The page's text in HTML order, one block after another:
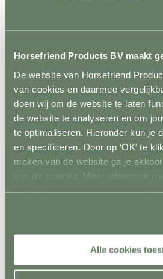
Horsefriend Products BV maakt
De website van Horsefriend
van cookies en daarmee
doen wij om de website te laten
de website te analyseren en om
te optimaliseren. Hieronder kun je
en specificeren. Door op ‘OK’ te
maken van de website ga je
van de cookies. Meer informatie
gebruik van persoonsgegevens
Alle cookies
Wielen
Poets- en wasplaats
Terug
Vastzetmateriaal
Douchearm
Warmwatervoorziening
Poetsbenodigheden
Zadelkamer
Terug
Zadel- en tuigdragers
Zadel- en tuigkarren
Kasten
Gereedschap
Mestvorken
Scheppen